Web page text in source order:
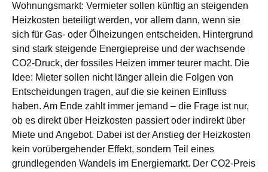
Wohnungsmarkt: Vermieter sollen künftig an steigenden
Heizkosten beteiligt werden, vor allem dann, wenn sie
sich für Gas- oder Ölheizungen entscheiden. Hintergrund
sind stark steigende Energiepreise und der wachsende
CO2-Druck, der fossiles Heizen immer teurer macht. Die
Idee: Mieter sollen nicht länger allein die Folgen von
Entscheidungen tragen, auf die sie keinen Einfluss
haben. Am Ende zahlt immer jemand – die Frage ist nur,
ob es direkt über Heizkosten passiert oder indirekt über
Miete und Angebot. Dabei ist der Anstieg der Heizkosten
kein vorübergehender Effekt, sondern Teil eines
grundlegenden Wandels im Energiemarkt. Der CO2-Preis